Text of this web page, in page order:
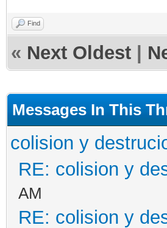
Find
« Next Oldest
Messages In This
colision y
RE: colision y
AM
RE: colision y